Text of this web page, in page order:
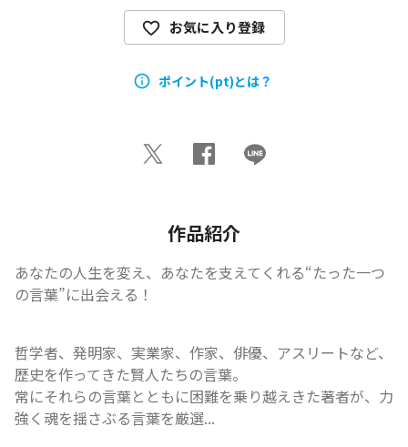
お気に入り登録
ポイント(pt)とは？
作品紹介
あなたの人生を変え、あなたを支えてくれる“たった一つ
の言葉”に出会える！
哲学者、発明家、実業家、作家、俳優、アスリートなど、
歴史を作ってきた賢人たちの言葉。
常にそれらの言葉とともに困難を乗り越えきた著者が、力
強く魂を揺さぶる言葉を厳選...